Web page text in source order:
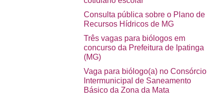
Consulta pública sobre o Plano de
Recursos Hídricos de MG
Três vagas para biólogos em
concurso da Prefeitura de Ipatinga
(MG)
Vaga para biólogo(a) no Consórcio
Intermunicipal de Saneamento
Básico da Zona da Mata